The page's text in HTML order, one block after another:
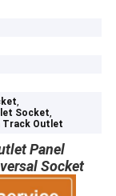
,
Socket,
Track Outlet
Panel
Socket